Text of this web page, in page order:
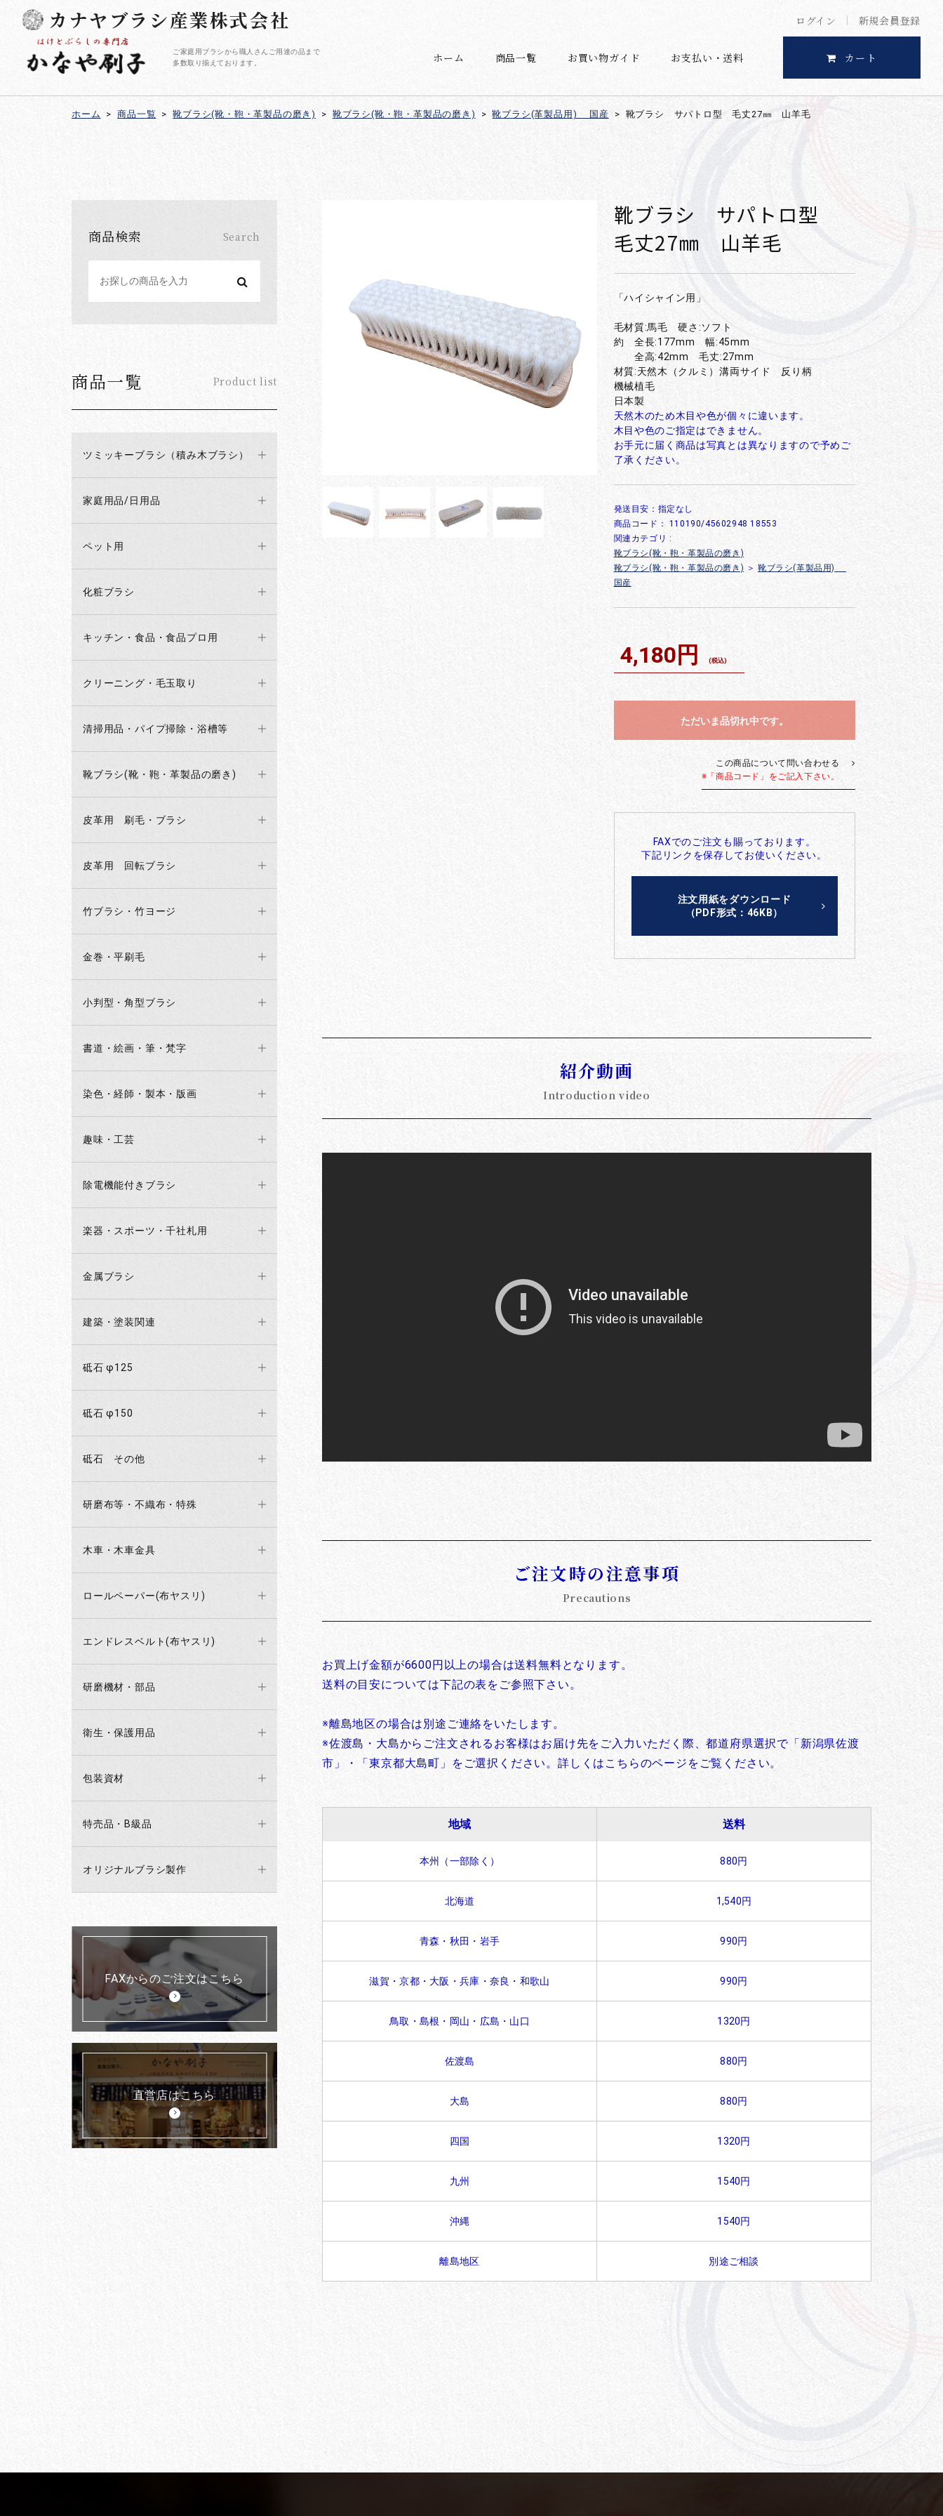
ログイン 新規会員登録
カナヤブラシ産業株式会社
ご家庭用ブラシから職人さんご用達の品まで
多数取り揃えております。
ホーム 商品一覧 お買い物ガイド お支払い・送料 カート
ホーム > 商品一覧 > 靴ブラシ(靴・鞄・革製品の磨き) > 靴ブラシ(靴・鞄・革製品の磨き) > 靴ブラシ(革製品用) 国産 > 靴ブラシ サパトロ型 毛丈27㎜ 山羊毛
商品検索 Search
商品一覧 Product list
ツミッキーブラシ（積み木ブラシ）
家庭用品/日用品
ペット用
化粧ブラシ
キッチン・食品・食品プロ用
クリーニング・毛玉取り
清掃用品・パイプ掃除・浴槽等
靴ブラシ(靴・鞄・革製品の磨き)
皮革用 刷毛・ブラシ
皮革用 回転ブラシ
竹ブラシ・竹ヨージ
金巻・平刷毛
小判型・角型ブラシ
書道・絵画・筆・梵字
染色・経師・製本・版画
趣味・工芸
除電機能付きブラシ
楽器・スポーツ・千社札用
金属ブラシ
建築・塗装関連
砥石 φ125
砥石 φ150
砥石 その他
研磨布等・不織布・特殊
木車・木車金具
ロールペーパー(布ヤスリ)
エンドレスベルト(布ヤスリ)
研磨機材・部品
衛生・保護用品
包装資材
特売品・B級品
オリジナルブラシ製作
FAXからのご注文はこちら
直営店はこちら
靴ブラシ サパトロ型
毛丈27㎜ 山羊毛
「ハイシャイン用」
毛材質:馬毛 硬さ:ソフト
約 全長:177mm 幅:45mm
全高:42mm 毛丈:27mm
材質:天然木（クルミ）溝両サイド 反り柄
機械植毛
日本製
天然木のため木目や色が個々に違います。
木目や色のご指定はできません。
お手元に届く商品は写真とは異なりますので予めご
了承ください。
発送目安：指定なし
商品コード： 110190/45602948 18553
関連カテゴリ :
靴ブラシ(靴・鞄・革製品の磨き)
靴ブラシ(靴・鞄・革製品の磨き) ＞ 靴ブラシ(革製品用)
国産
4,180円 (税込)
ただいま品切れ中です。
この商品について問い合わせる
※「商品コード」をご記入下さい。
FAXでのご注文も賜っております。
下記リンクを保存してお使いください。
注文用紙をダウンロード
（PDF形式：46KB）
紹介動画
Introduction video
ご注文時の注意事項
Precautions
お買上げ金額が6600円以上の場合は送料無料となります。
送料の目安については下記の表をご参照下さい。
※離島地区の場合は別途ご連絡をいたします。
※佐渡島・大島からご注文されるお客様はお届け先をご入力いただく際、都道府県選択で「新潟県佐渡
市」・「東京都大島町」をご選択ください。詳しくはこちらのページをご覧ください。
地域 送料
本州（一部除く） 880円
北海道 1,540円
青森・秋田・岩手 990円
滋賀・京都・大阪・兵庫・奈良・和歌山 990円
鳥取・島根・岡山・広島・山口 1320円
佐渡島 880円
大島 880円
四国 1320円
九州 1540円
沖縄 1540円
離島地区 別途ご相談